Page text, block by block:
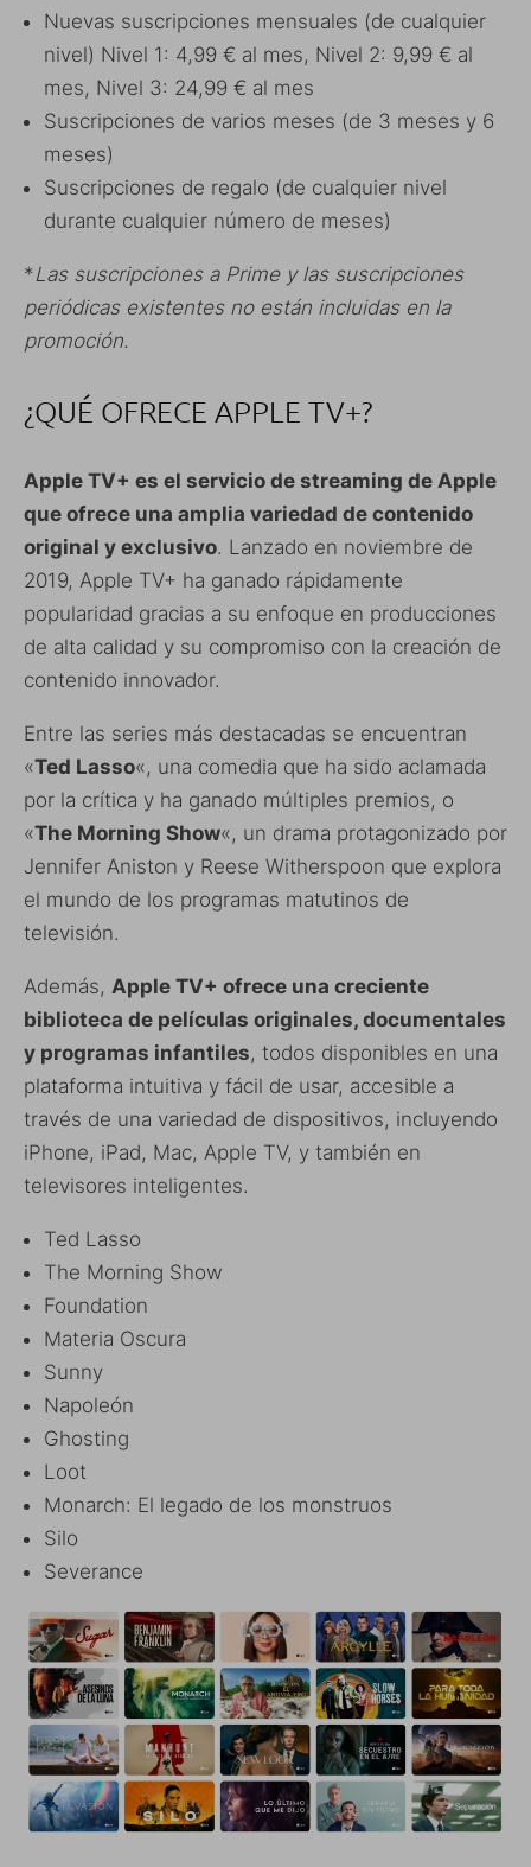
Nuevas suscripciones mensuales (de cualquier
nivel) Nivel 1: 4,99 € al mes, Nivel 2: 9,99 € al
mes, Nivel 3: 24,99 € al mes
Suscripciones de varios meses (de 3 meses y 6
meses)
Suscripciones de regalo (de cualquier nivel
durante cualquier número de meses)
*Las suscripciones a Prime y las suscripciones
periódicas existentes no están incluidas en la
promoción.
¿QUÉ OFRECE APPLE TV+?
Apple TV+ es el servicio de streaming de Apple
que ofrece una amplia variedad de contenido
original y exclusivo. Lanzado en noviembre de
2019, Apple TV+ ha ganado rápidamente
popularidad gracias a su enfoque en producciones
de alta calidad y su compromiso con la creación de
contenido innovador.
Entre las series más destacadas se encuentran
«Ted Lasso«, una comedia que ha sido aclamada
por la crítica y ha ganado múltiples premios, o
«The Morning Show«, un drama protagonizado por
Jennifer Aniston y Reese Witherspoon que explora
el mundo de los programas matutinos de
televisión.
Además, Apple TV+ ofrece una creciente
biblioteca de películas originales, documentales
y programas infantiles, todos disponibles en una
plataforma intuitiva y fácil de usar, accesible a
través de una variedad de dispositivos, incluyendo
iPhone, iPad, Mac, Apple TV, y también en
televisores inteligentes.
Ted Lasso
The Morning Show
Foundation
Materia Oscura
Sunny
Napoleón
Ghosting
Loot
Monarch: El legado de los monstruos
Silo
Severance